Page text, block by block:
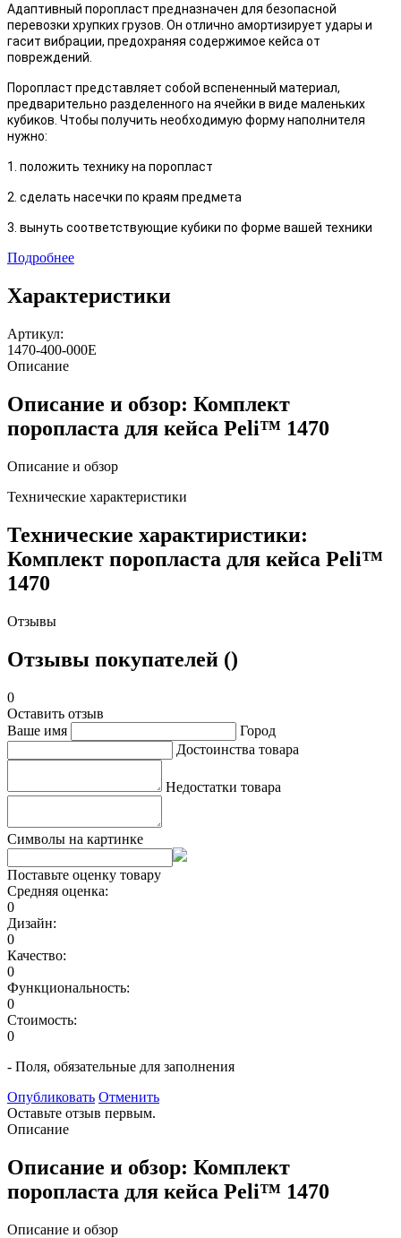
Адаптивный поропласт предназначен для безопасной
перевозки хрупких грузов. Он отлично амортизирует удары и
гасит вибрации, предохраняя содержимое кейса от
повреждений.
Поропласт представляет собой вспененный материал,
предварительно разделенного на ячейки в виде маленьких
кубиков. Чтобы получить необходимую форму наполнителя
нужно:
1. положить технику на поропласт
2. сделать насечки по краям предмета
3. вынуть соответствующие кубики по форме вашей техники
Подробнее
Характеристики
Артикул:
1470-400-000E
Описание
Описание и обзор: Комплект
поропласта для кейса Peli™ 1470
Описание и обзор
Технические характеристики
Технические характиристики:
Комплект поропласта для кейса Peli™
1470
Отзывы
Отзывы покупателей ()
0
Оставить отзыв
Ваше имя
Город
Достоинства товара
Недостатки товара
Символы на картинке
Поставьте оценку товару
Средняя оценка:
0
Дизайн:
0
Качество:
0
Функциональность:
0
Стоимость:
0
- Поля, обязательные для заполнения
Опубликовать Отменить
Оставьте отзыв первым.
Описание
Описание и обзор: Комплект
поропласта для кейса Peli™ 1470
Описание и обзор